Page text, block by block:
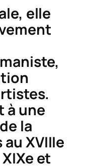
elle
à une
la
XVIIIe
et